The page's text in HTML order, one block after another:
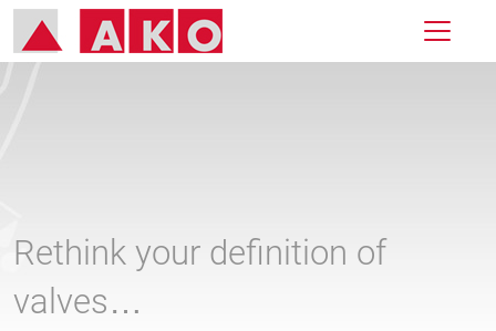
Rethink your definition of
valves…